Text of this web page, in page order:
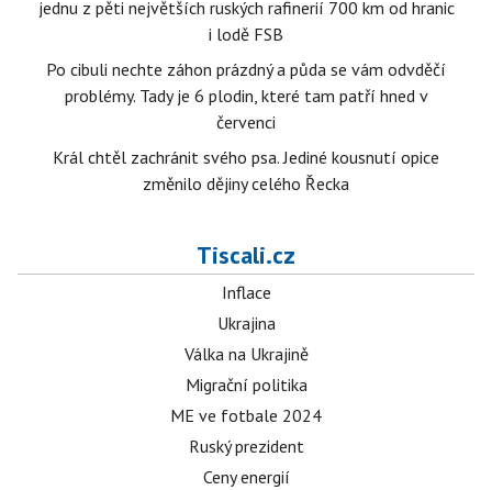
jednu z pěti největších ruských rafinerií 700 km od hranic
i lodě FSB
Po cibuli nechte záhon prázdný a půda se vám odvděčí
problémy. Tady je 6 plodin, které tam patří hned v
červenci
Král chtěl zachránit svého psa. Jediné kousnutí opice
změnilo dějiny celého Řecka
Tiscali.cz
Inflace
Ukrajina
Válka na Ukrajině
Migrační politika
ME ve fotbale 2024
Ruský prezident
Ceny energií